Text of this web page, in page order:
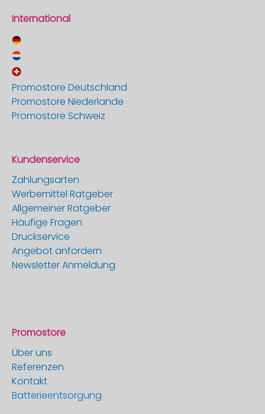
International
Promostore Deutschland
Promostore Niederlande
Promostore Schweiz
Kundenservice
Zahlungsarten
Werbemittel Ratgeber
Allgemeiner Ratgeber
Häufige Fragen
Druckservice
Angebot anfordern
Newsletter Anmeldung
Promostore
Über uns
Referenzen
Kontakt
Batterieentsorgung